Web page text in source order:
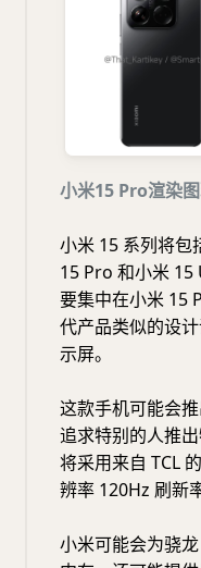
小米15 Pro渲染
小米 15 系列将包
15 Pro 和小米
要集中在小米 15
代产品类似的设
示屏。
这款手机可能会
追求特别的人推
将采用来自 TCL
辨率 120Hz 刷新
小米可能会为骁